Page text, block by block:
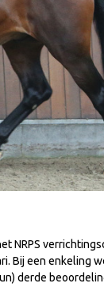
NRPS
Bij een enkeling
derde